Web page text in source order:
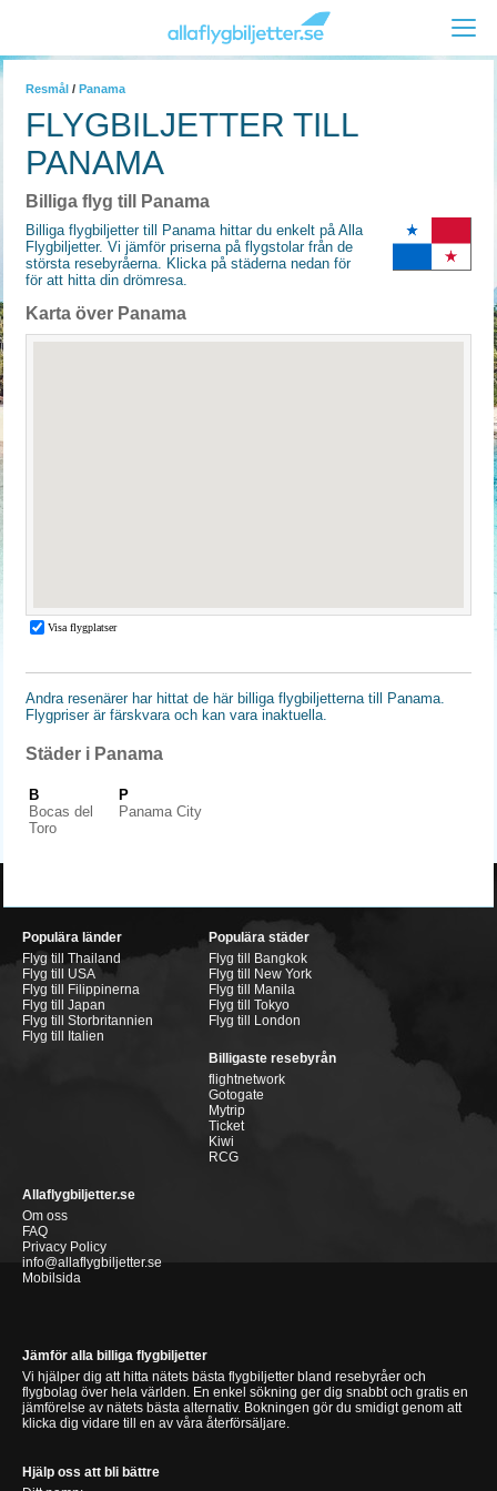
Resmål / Panama
FLYGBILJETTER TILL
PANAMA
Billiga flyg till Panama
Billiga flygbiljetter till Panama hittar du enkelt på Alla
Flygbiljetter. Vi jämför priserna på flygstolar från de
största resebyråerna. Klicka på städerna nedan för
för att hitta din drömresa.
Karta över Panama
Andra resenärer har hittat de här billiga flygbiljetterna till Panama.
Flygpriser är färskvara och kan vara inaktuella.
Städer i Panama
B
Bocas del
Toro
P
Panama City
Populära länder
Flyg till Thailand
Flyg till USA
Flyg till Filippinerna
Flyg till Japan
Flyg till Storbritannien
Flyg till Italien
Populära städer
Flyg till Bangkok
Flyg till New York
Flyg till Manila
Flyg till Tokyo
Flyg till London
Billigaste resebyrån
flightnetwork
Gotogate
Mytrip
Ticket
Kiwi
RCG
Allaflygbiljetter.se
Om oss
FAQ
Privacy Policy
info@allaflygbiljetter.se
Mobilsida
Jämför alla billiga flygbiljetter
Vi hjälper dig att hitta nätets bästa flygbiljetter bland resebyråer och
flygbolag över hela världen. En enkel sökning ger dig snabbt och gratis en
jämförelse av nätets bästa alternativ. Bokningen gör du smidigt genom att
klicka dig vidare till en av våra återförsäljare.
Hjälp oss att bli bättre